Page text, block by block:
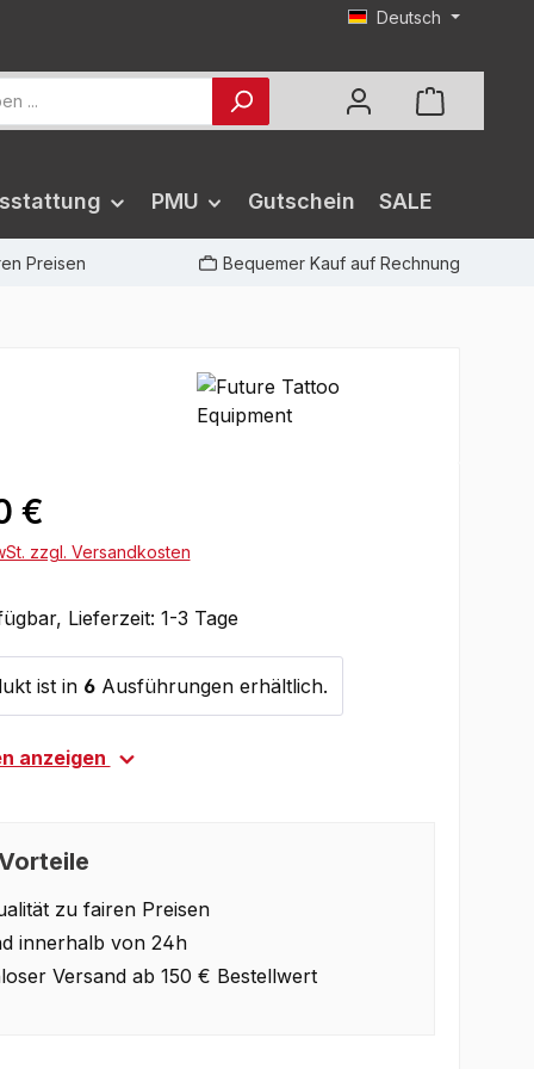
Deutsch
PMU Gutschein SALE
Preisen Bequemer Kauf auf Rechnung
€
zzgl. Versandkosten
Lieferzeit: 1-3 Tage
ist in 6Ausführungen erhältlich.
anzeigen
zu fairen Preisen
innerhalb von 24h
Versand ab 150 € Bestellwert